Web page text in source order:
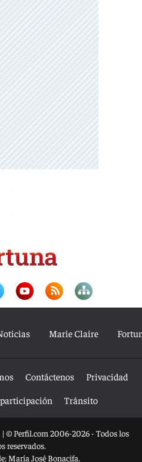
Marie Claire
Contáctenos
Privacidad
participación Tránsito
| © Perfil.com 2006-2026 - Todos los
reservados.
María José Bonacifa.